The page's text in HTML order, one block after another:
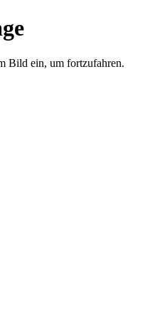
Bild ein, um fortzufahren.